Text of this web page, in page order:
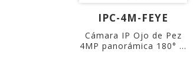
IPC-4M-FEYE
Cámara IP Ojo de Pez
4MP panorámica 180° ...